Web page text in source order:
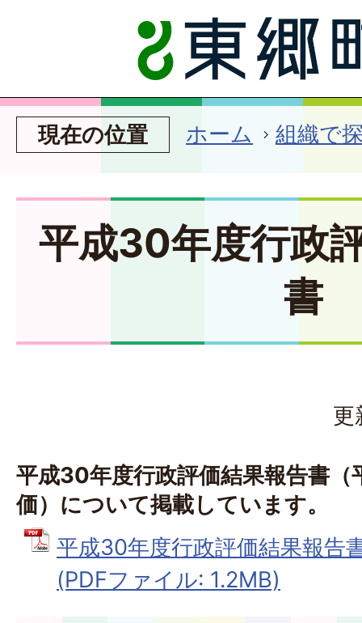
現在の位置 ホーム 組織で
平成30年度行政
書
更
平成30年度行政評価結果報告書（
価）について掲載しています。
平成30年度行政評価結果報告
(PDFファイル: 1.2MB)